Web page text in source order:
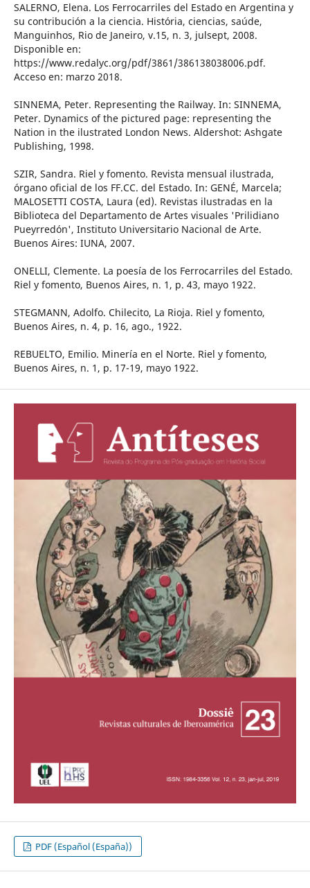
SALERNO, Elena. Los Ferrocarriles del Estado en Argentina y
su contribución a la ciencia. História, ciencias, saúde,
Manguinhos, Rio de Janeiro, v.15, n. 3, julsept, 2008.
Disponible en:
https://www.redalyc.org/pdf/3861/386138038006.pdf.
Acceso en: marzo 2018.
SINNEMA, Peter. Representing the Railway. In: SINNEMA,
Peter. Dynamics of the pictured page: representing the
Nation in the ilustrated London News. Aldershot: Ashgate
Publishing, 1998.
SZIR, Sandra. Riel y fomento. Revista mensual ilustrada,
órgano oficial de los FF.CC. del Estado. In: GENÉ, Marcela;
MALOSETTI COSTA, Laura (ed). Revistas ilustradas en la
Biblioteca del Departamento de Artes visuales 'Prilidiano
Pueyrredón', Instituto Universitario Nacional de Arte.
Buenos Aires: IUNA, 2007.
ONELLI, Clemente. La poesía de los Ferrocarriles del Estado.
Riel y fomento, Buenos Aires, n. 1, p. 43, mayo 1922.
STEGMANN, Adolfo. Chilecito, La Rioja. Riel y fomento,
Buenos Aires, n. 4, p. 16, ago., 1922.
REBUELTO, Emilio. Minería en el Norte. Riel y fomento,
Buenos Aires, n. 1, p. 17-19, mayo 1922.
PDF (Español (España))